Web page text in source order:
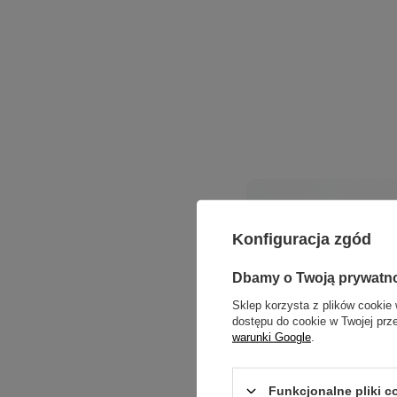
Konfiguracja zgód
Dbamy o Twoją
Sklep korzysta z plików cookie
dostępu do cookie w Twojej
warunki Google
Funkcjonalne pliki